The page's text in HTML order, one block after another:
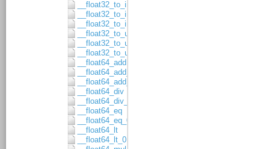
__float32_to_int16
__float32_to_int32
__float32_to_int64
__float32_to_uint16
__float32_to_uint32
__float32_to_uint64
__float64_add
__float64_add_1
__float64_add_asgn
__float64_div
__float64_div_asgn
__float64_eq
__float64_eq_0
__float64_lt
__float64_lt_0